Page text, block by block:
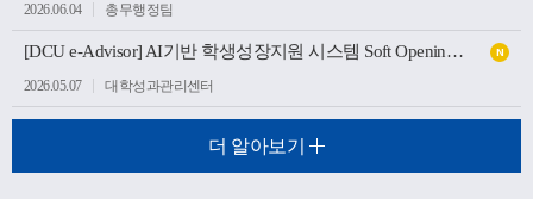
2026.06.04 총무행정팀
[DCU e-Advisor] AI기반 학생성장지원 시스템 Soft Opening(가오픈) 안내 N
2026.05.07 대학성과관리센터
더 알아보기